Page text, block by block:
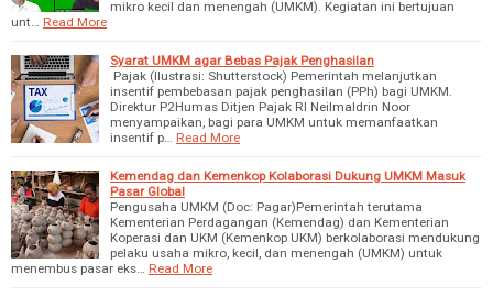
mikro kecil dan menengah (UMKM). Kegiatan ini bertujuan
unt…
Read More
Syarat UMKM agar Bebas Pajak Penghasilan
Pajak (Ilustrasi: Shutterstock) Pemerintah melanjutkan
insentif pembebasan pajak penghasilan (PPh) bagi UMKM.
Direktur P2Humas Ditjen Pajak RI Neilmaldrin Noor
menyampaikan, bagi para UMKM untuk memanfaatkan
insentif p…
Read More
Kemendag dan Kemenkop Kolaborasi Dukung UMKM Masuk
Pasar Global
Pengusaha UMKM (Doc: Pagar)Pemerintah terutama
Kementerian Perdagangan (Kemendag) dan Kementerian
Koperasi dan UKM (Kemenkop UKM) berkolaborasi mendukung
pelaku usaha mikro, kecil, dan menengah (UMKM) untuk
menembus pasar eks…
Read More